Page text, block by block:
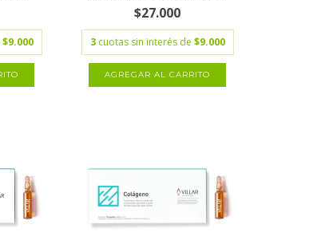
$9.000
$27.000
3 cuotas sin interés de $9.000